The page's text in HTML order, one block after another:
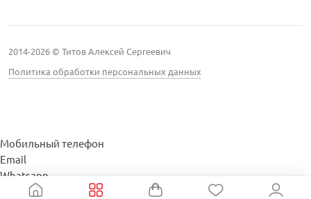
2014-2026 © Титов Алексей Сергеевич
Политика обработки персональных данных
Мобильный телефон
Email
Whatsapp
Whatsapp